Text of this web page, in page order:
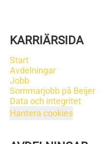
KARRIÄRSIDA
Start
Avdelningar
Jobb
Sommarjobb på Beijer
Data och integritet
Hantera cookies